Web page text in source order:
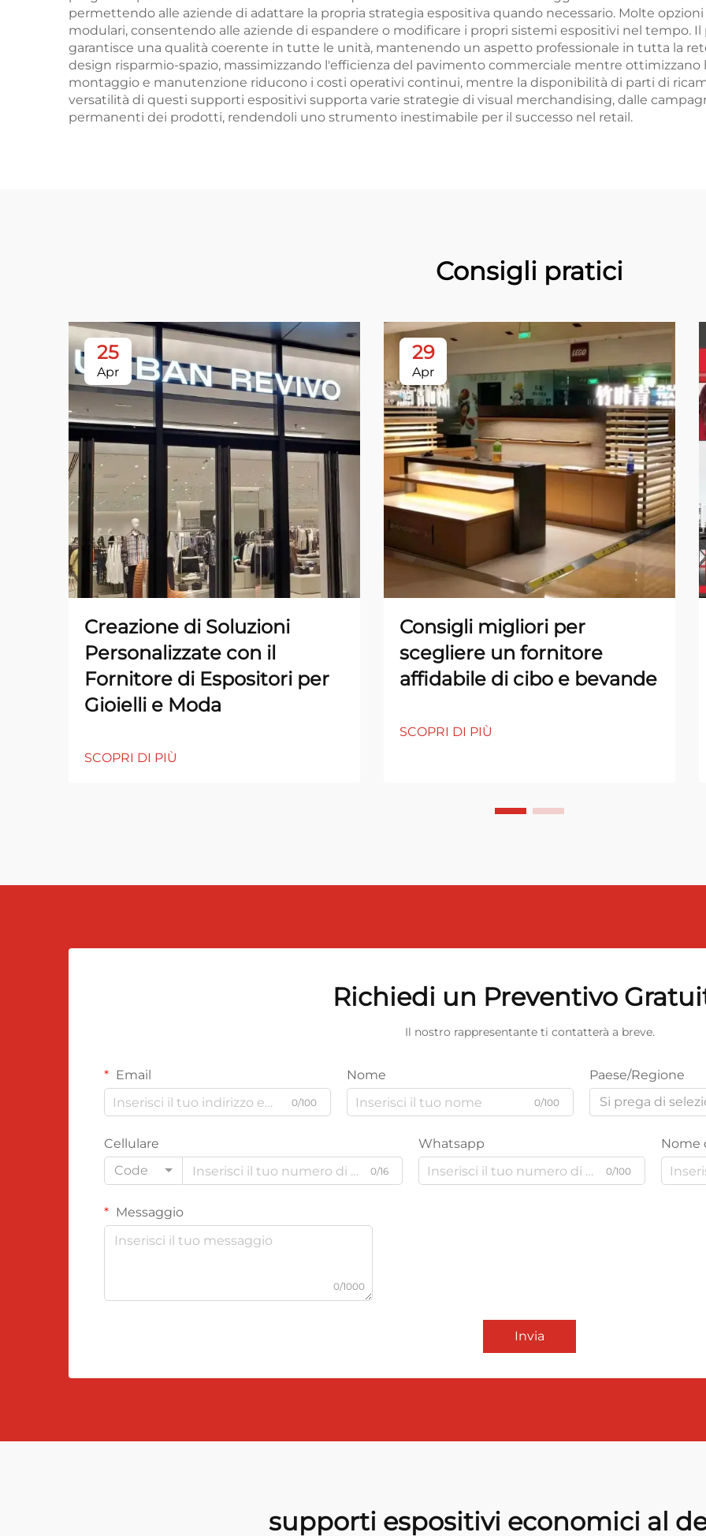
permettendo alle aziende di adattare la propria strategia espositiva quando necessario. Molte
modulari, consentendo alle aziende di espandere o modificare i propri sistemi espositivi nel tempo.
garantisce una qualità coerente in tutte le unità, mantenendo un aspetto professionale in tutta la
design risparmio-spazio, massimizzando l'efficienza del pavimento commerciale mentre
montaggio e manutenzione riducono i costi operativi continui, mentre la disponibilità di parti di
versatilità di questi supporti espositivi supporta varie strategie di visual merchandising, dalle
permanenti dei prodotti, rendendoli uno strumento inestimabile per il successo nel retail.
Consigli pratici
25
Apr
Creazione di Soluzioni
Personalizzate con il
Fornitore di Espositori per
Gioielli e Moda
SCOPRI DI PIÙ
29
Apr
Consigli migliori per
scegliere un fornitore
affidabile di cibo e bevande
SCOPRI DI PIÙ
Richiedi un Preventivo
Il nostro rappresentante ti contatterà a breve.
Email
0/100
Nome
0/100
Paese/Regione
Si prega di
Cellulare
Code
0/16
Whatsapp
0/100
Nome
Messaggio
0/1000
Invia
supporti espositivi economici al